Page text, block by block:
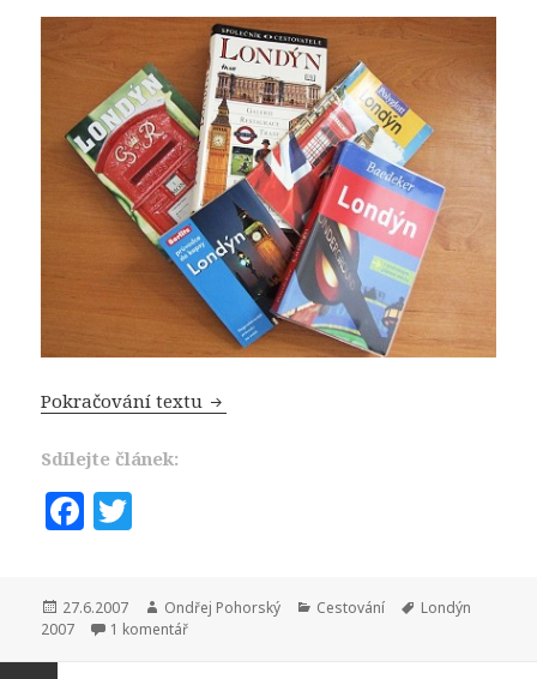
Pokračování textu Londýn 2007: Před odletem
Sdílejte článek:
F
e
it
te
Publikováno:
27.6.2007 Autor:
Ondřej Pohorský Rubriky:
Cestování Štítky:
Londýn
2007
1 komentářu textu s názvem Londýn 2007: Před odletem